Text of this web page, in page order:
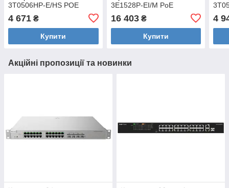
3T0506HP-E/HS POE
4 671 ₴
Купити
3E1528P-EI/M PoE
16 403₴
Купити
4
Акційні пропозиції та новинки